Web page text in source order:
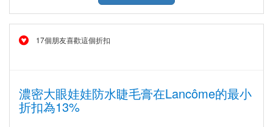
17個朋友喜歡這個折扣
濃密大眼娃娃防水睫毛膏在Lancôme的最小
折扣為13%